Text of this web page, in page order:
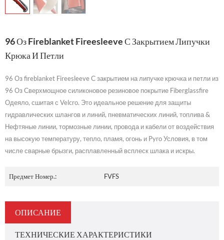
96 Оз Fireblanket Fireesleeve С Закрытием Липучки
Крюка И Петли
96 Оз fireblanket Fireesleeve С закрытием на липучке крючка и петли из
96 Оз Сверхмощное силиконовое резиновое покрытие Fiberglassfire
Одеяло, сшитая с Velcro. Это идеальное решение для защиты
гидравлических шлангов и линий, пневматических линий, топлива &
Нефтяные линии, тормозные линии, провода и кабели от воздействия
на высокую температуру, тепло, пламя, огонь и Pyro Условия, в том
числе сварные брызги, расплавленный всплеск шлака и искры.
Предмет Номер.: FVFS
ОПИСАНИЕ
ТЕХНИЧЕСКИЕ ХАРАКТЕРИСТИКИ